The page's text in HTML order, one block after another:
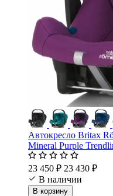
Автокресло Britax
Mineral Purple
23 450 ₽ 23 430 ₽
В наличии
В корзину